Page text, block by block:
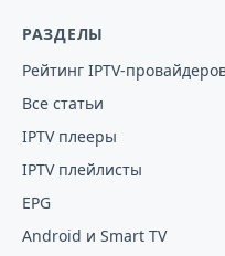
РАЗДЕЛЫ
Рейтинг IPTV-
Все статьи
IPTV плееры
IPTV плейлисты
EPG
Android и Smart TV